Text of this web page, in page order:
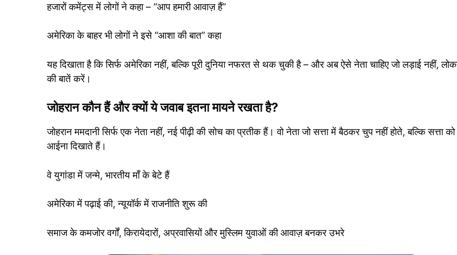
हजारों कमेंट्स में लोगों ने कहा – “आप हमारी आवाज़ हैं”
अमेरिका के बाहर भी लोगों ने इसे “आशा की बात” कहा
यह दिखाता है कि सिर्फ अमेरिका नहीं, बल्कि पूरी दुनिया नफरत से थक चुकी है – और अब ऐसे नेता चाहिए जो लड़ाई नहीं,
की बातें करें।
जोहरान कौन हैं और क्यों ये जवाब इतना मायने रखता है?
जोहरान ममदानी सिर्फ एक नेता नहीं, नई पीढ़ी की सोच का प्रतीक हैं। वो नेता जो सत्ता में बैठकर चुप नहीं होते, बल्कि सत्ता को
आईना दिखाते हैं।
वे युगांडा में जन्मे, भारतीय माँ के बेटे हैं
अमेरिका में पढ़ाई की, न्यूयॉर्क में राजनीति शुरू की
समाज के कमजोर वर्गों, किरायेदारों, अप्रवासियों और मुस्लिम युवाओं की आवाज़ बनकर उभरे